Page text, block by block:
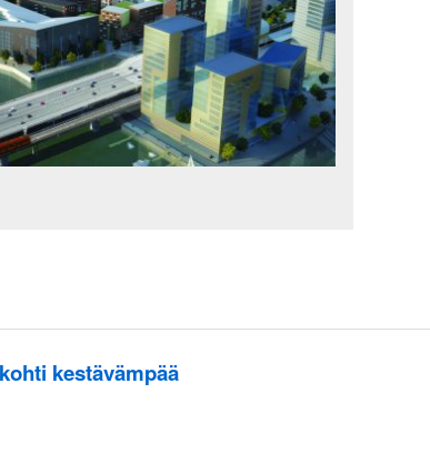
kestävämpää